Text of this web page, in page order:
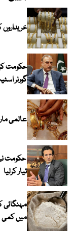
حکومت
گورنر
عالمی
حکومت
تیار کرلیا
مہنگائی
میں کمی